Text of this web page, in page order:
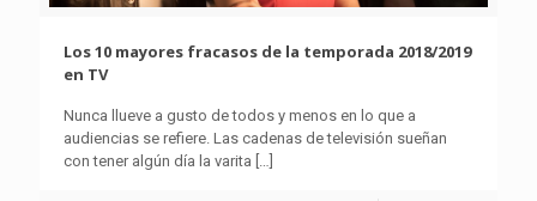
Los 10 mayores fracasos de la temporada 2018/2019
en TV
Nunca llueve a gusto de todos y menos en lo que a
audiencias se refiere. Las cadenas de televisión sueñan
con tener algún día la varita